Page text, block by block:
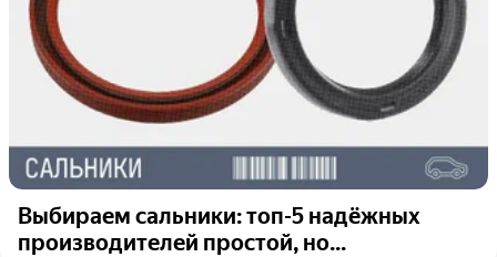
Выбираем сальники: топ-5 надёжных
производителей простой, но...